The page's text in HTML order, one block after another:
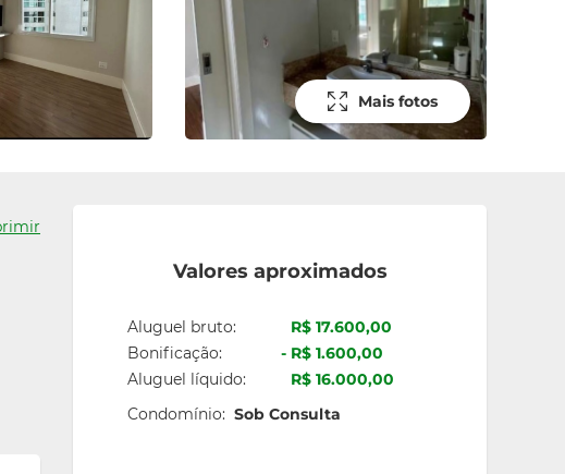
Mais fotos
Valores aproximados
Aluguel bruto:
R$ 17.600,00
Bonificação:
R$ 1.600,00
Aluguel líquido:
R$ 16.000,00
Condomínio:Sob Consulta